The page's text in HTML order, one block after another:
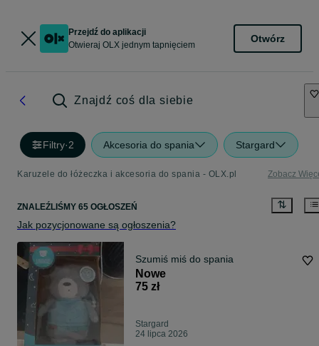
Przejdź do aplikacji
Otwieraj OLX jednym tapnięciem
Otwórz
Znajdź coś dla siebie
Filtry·2 Akcesoria do spania Stargard
Karuzele do łóżeczka i akcesoria do spania - OLX.pl Zobacz
ZNALEŹLIŚMY 65 OGŁOSZEŃ
Jak pozycjonowane są ogłoszenia?
Szumiś miś do spania
Nowe
75 zł
Stargard
24 lipca 2026